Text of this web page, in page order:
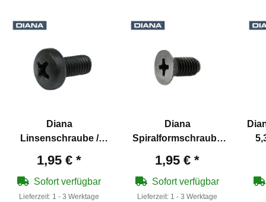
Diana
Linsenschraube /
Diana Artikelnummer
30133600
1,95 € *
Sofort verfügbar
Lieferzeit: 1 - 3 Werktage
Diana
Spiralformschraube
Diana Artikelnummer
30290800
1,95 € *
Sofort verfügbar
Lieferzeit: 1 - 3 Werktage